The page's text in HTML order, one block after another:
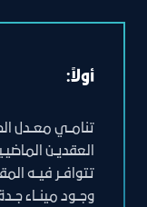
أولاً:
تنامــي معــدل
العقديــن
تتوافــر فيــه
وجــود مينــاء